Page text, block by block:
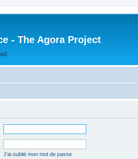
- The Agora Project
J’ai oublié mon mot de passe